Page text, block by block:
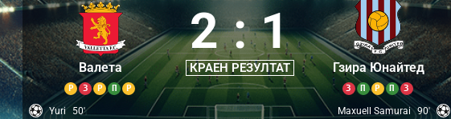
Валета
Р З Р П Р
2 : 1
КРАЕН РЕЗУЛТАТ Гзира Юнайтед
З П Р П З
Yuri
50'
Maxuell Samurai 90'